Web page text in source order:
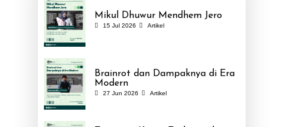
Mikul Dhuwur Mendhem Jero
15 Jul 2026 Artikel
Brainrot dan Dampaknya di Era
Modern
27 Jun 2026 Artikel